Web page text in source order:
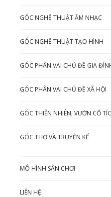
GÓC NGHỆ THUẬT ÂM NHẠC
GÓC NGHỆ THUẬT TẠO HÌNH
GÓC PHÂN VAI CHỦ ĐỀ GIA
GÓC PHÂN VAI CHỦ ĐỀ XÃ HỘI
GÓC THIÊN NHIÊN, VƯỜN CỔ
GÓC THƠ VÀ TRUYỆN KỂ
MÔ HÌNH SÂN CHƠI
LIÊN HỆ